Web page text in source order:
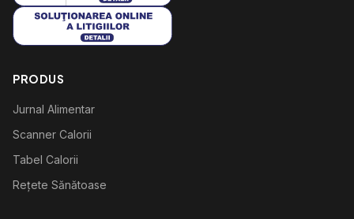
PRODUS
Jurnal Alimentar
Scanner Calorii
Tabel Calorii
Rețete Sănătoase